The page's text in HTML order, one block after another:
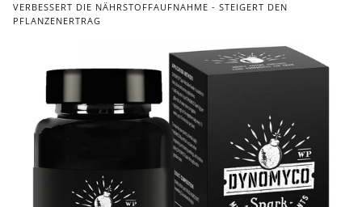
VERBESSERT DIE NÄHRSTOFFAUFNAHME - STEIGERT DEN
PFLANZENERTRAG